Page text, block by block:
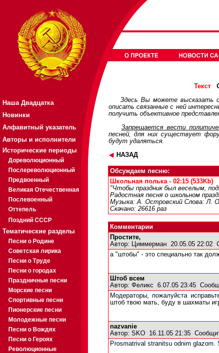
Наша Двадцатка
Новинки
Алфавитный указатель
Авторы и исполнители
Исторические периоды
Дореволюционный
Послереволюционный
Предвоенный
Великая Отечественная
Послевоенный
Оттепель
Поздний СССР
Тематические разделы
Песни о Родине
Советская лирика
Песни о Труде
Песни о городах
Праздничные песни
Морские песни
Спортивные песни
Пионерские песни
Молодежные песни
Песни о Вождях
Песни о Героях
Революционные
Текст
Здесь Вы можете высказать
описать связанные с ней
получить объективное
Запрещается вести
песней, для них существует
будут удаляться.
НАЗАД
Обсуждаем песню:
Школьная полька - 02:15 (533Kb)
"Чтобы праздник был веселым,
Радостная песня о школьном
Музыка: А. Островский Слова: Л.
Скачано: 26616 раз
Комментарии
Простите,
Автор: Циммерман 20.05.05 22:02
а "штобы" - это специально так
Штоб всем
Автор: Феликс 6.07.05 23:45
Модераторы, пожалуйста
штоб твою мать, буду в шахматы
nazvanie
Автор: SKO 16.11.05 21:35
Prosmatrival stranitsu odnim